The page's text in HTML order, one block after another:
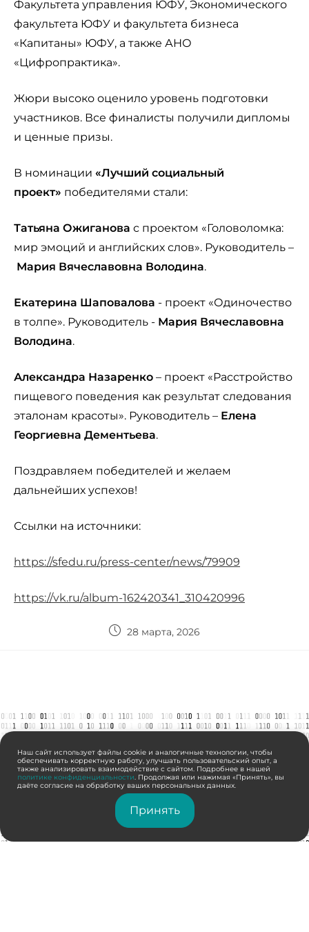
Факультета управления ЮФУ, Экономического
факультета ЮФУ и факультета бизнеса
«Капитаны» ЮФУ, а также АНО
«Цифропрактика».
Жюри высоко оценило уровень подготовки
участников. Все финалисты получили дипломы
и ценные призы.
В номинации «Лучший социальный
проект» победителями стали:
Татьяна Ожиганова с проектом «Головоломка:
мир эмоций и английских слов». Руководитель –
Мария Вячеславовна Володина.
Екатерина Шаповалова - проект «Одиночество
в толпе». Руководитель - Мария Вячеславовна
Володина.
Александра Назаренко – проект «Расстройство
пищевого поведения как результат следования
эталонам красоты». Руководитель – Елена
Георгиевна Дементьева.
Поздравляем победителей и желаем
дальнейших успехов!
Ссылки на источники:
https://sfedu.ru/press-center/news/79909
https://vk.ru/album-162420341_310420996
28 марта, 2026
Наш сайт использует файлы cookie и аналогичные технологии, чтобы
обеспечивать корректную работу, улучшать пользовательский опыт, а
также анализировать взаимодействие с сайтом. Подробнее в нашей
политике конфиденциальности. Продолжая или нажимая «Принять», вы
даёте согласие на обработку ваших персональных данных.
Принять